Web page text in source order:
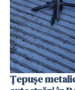
Țepușe